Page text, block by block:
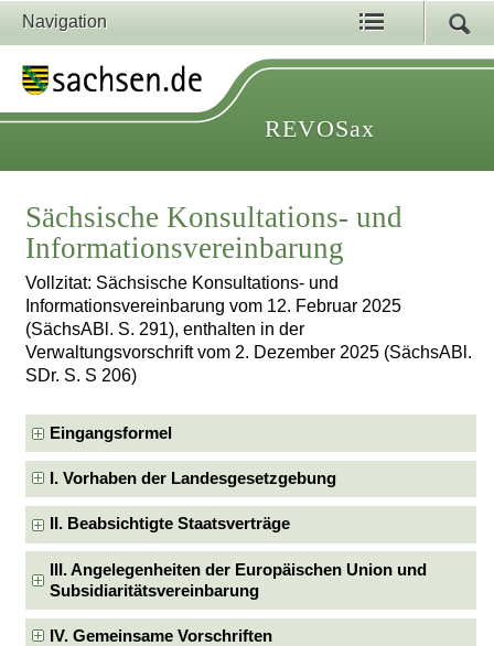
Navigation
REVOSax
Sächsische Konsultations- und
Informationsvereinbarung
Vollzitat: Sächsische Konsultations- und
Informationsvereinbarung vom 12. Februar 2025
(SächsABl. S. 291), enthalten in der
Verwaltungsvorschrift vom 2. Dezember 2025 (SächsABl.
SDr. S. S 206)
Eingangsformel
I. Vorhaben der Landesgesetzgebung
II. Beabsichtigte Staatsverträge
III. Angelegenheiten der Europäischen Union und
Subsidiaritätsvereinbarung
IV. Gemeinsame Vorschriften